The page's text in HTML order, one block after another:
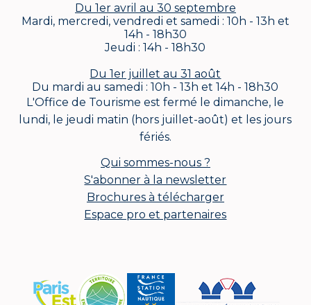
Du 1er avril au 30 septembre
Mardi, mercredi, vendredi et samedi : 10h - 13h et
14h - 18h30
Jeudi : 14h - 18h30
Du 1er juillet au 31 août
Du mardi au samedi : 10h - 13h et 14h - 18h30
L'Office de Tourisme est fermé le dimanche, le
lundi, le jeudi matin (hors juillet-août) et les jours
fériés.
Qui sommes-nous ?
S'abonner à la newsletter
Brochures à télécharger
Espace pro et partenaires